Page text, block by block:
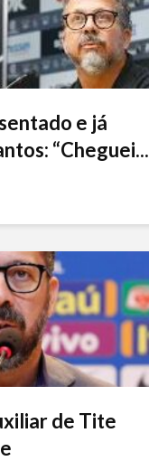
e já
“Cheguei...
de Tite